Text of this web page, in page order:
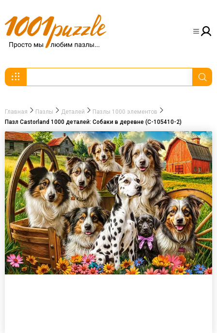
Главная Пазлы Деталей
Пазлы 1000 элементов
Пазл Castorland 1000 деталей: Собаки в деревне (C-105410-2)